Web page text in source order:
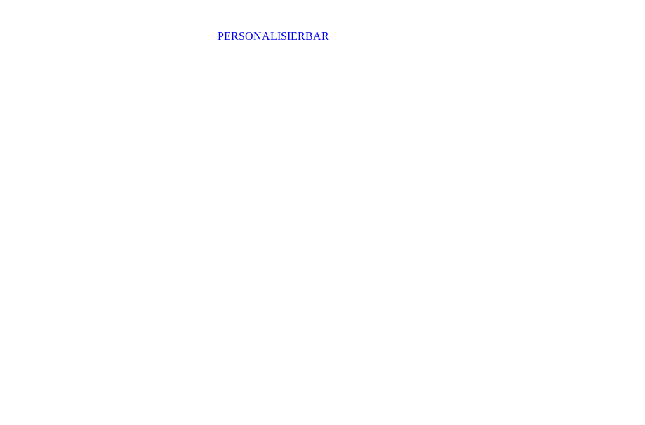
PERSONALISIERBAR